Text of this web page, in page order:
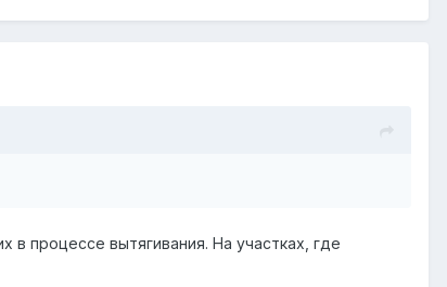
процессе вытягивания. На участках, где